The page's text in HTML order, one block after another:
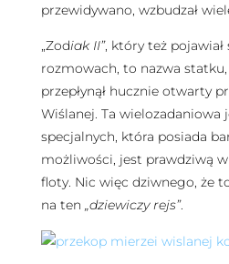
przewidywano, wzbudzał
„Zodiak II”, który też
rozmowach, to nazwa
przepłynął hucznie otwarty
Wiślanej. Ta wielozadaniowa
specjalnych, która posiada
możliwości, jest prawdziwą
floty. Nic więc dziwnego, że
na ten „dziewiczy rejs”.